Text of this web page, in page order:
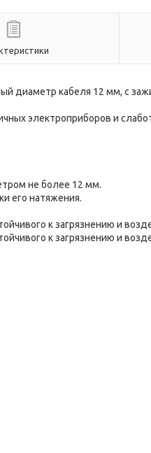
диаметр кабеля 12 мм, с
электроприборов и
не более 12 мм.
его натяжения.
к загрязнению и
к загрязнению и